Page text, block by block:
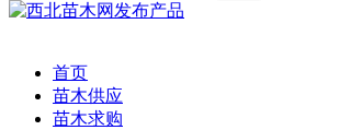
发布产品
首页
苗木供应
苗木求购